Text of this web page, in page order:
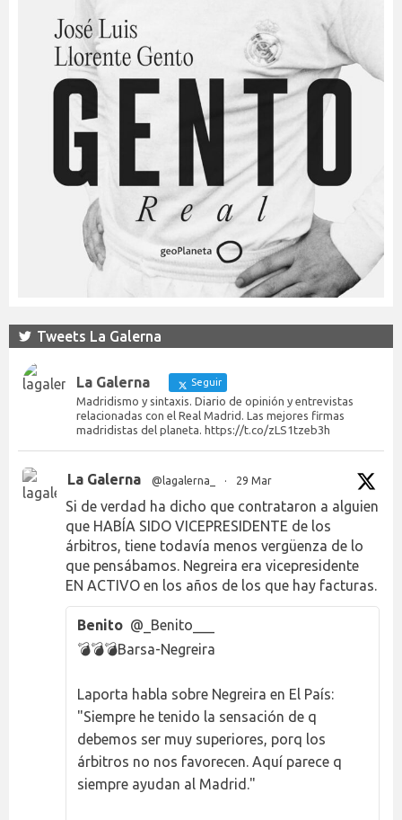
Tweets La Galerna
La Galerna Seguir
Madridismo y sintaxis. Diario de opinión y entrevistas
relacionadas con el Real Madrid. Las mejores firmas
madridistas del planeta. https://t.co/zLS1tzeb3h
La Galerna @lagalerna_ · 29 Mar
Si de verdad ha dicho que contrataron a alguien
que HABÍA SIDO VICEPRESIDENTE de los
árbitros, tiene todavía menos vergüenza de lo
que pensábamos. Negreira era vicepresidente
EN ACTIVO en los años de los que hay facturas.
Benito @_Benito___
💣💣💣Barsa-Negreira
Laporta habla sobre Negreira en El País:
"Siempre he tenido la sensación de q
debemos ser muy superiores, porq los
árbitros no nos favorecen. Aquí parece q
siempre ayudan al Madrid."